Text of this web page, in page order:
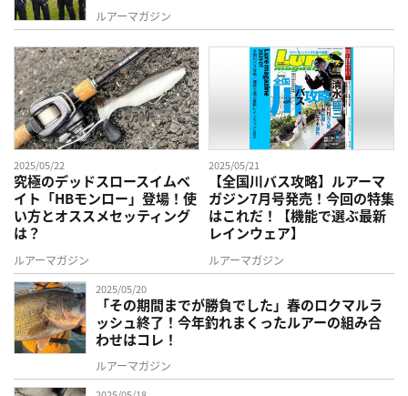
ルアーマガジン
2025/05/22
究極のデッドスロースイムベ
イト「HBモンロー」登場！使
い方とオススメセッティング
は？
ルアーマガジン
2025/05/21
【全国川バス攻略】ルアーマ
ガジン7月号発売！今回の特集
はこれだ！【機能で選ぶ最新
レインウェア】
ルアーマガジン
2025/05/20
「その期間までが勝負でした」春のロクマルラ
ッシュ終了！今年釣れまくったルアーの組み合
わせはコレ！
ルアーマガジン